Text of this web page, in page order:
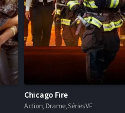
Chicago Fire
Action, Drame, Séries VF